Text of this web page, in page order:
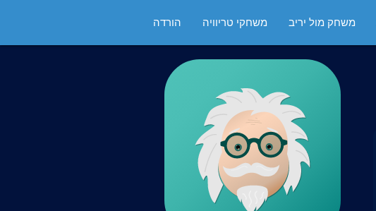
משחק מול יריב משחקי טריוויה הורדה